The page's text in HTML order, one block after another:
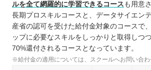
ルを全て網羅的に学習できるコース も用意
長期プロスキルコースと、データサイエン
産省の認可を受けた給付金対象のコースで
ップに必要なスキルをしっかりと取得しつ
70%還付されるコースとなっています。
※給付金の適用については、スクールへお問い合わ